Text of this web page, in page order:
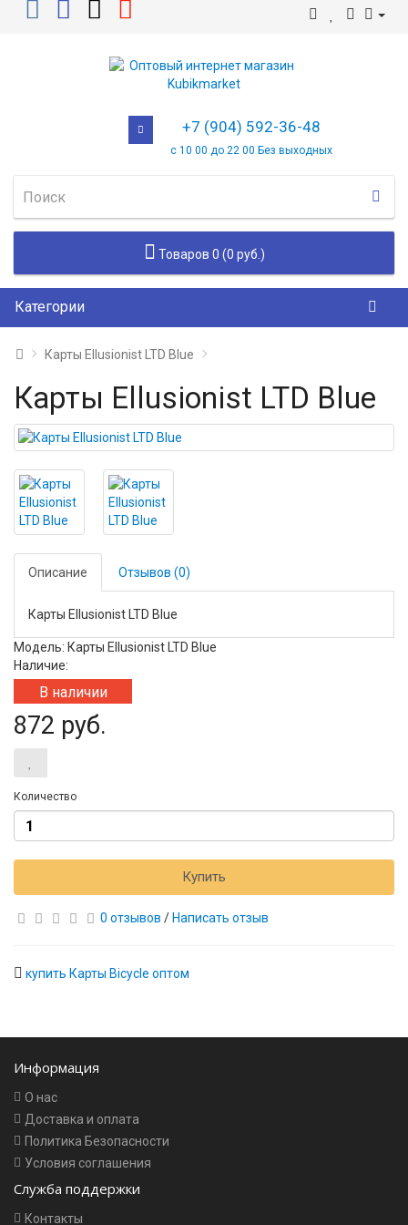
+7 (904) 592-36-48
с 10 00 до 22 00 Без выходных
Товаров 0 (0 руб.)
Категории
Карты Ellusionist LTD Blue
Карты Ellusionist LTD Blue
Описание Отзывов (0)
Карты Ellusionist LTD Blue
Модель: Карты Ellusionist LTD Blue
Наличие:
В наличии
872 руб.
Количество
Купить
0 отзывов / Написать отзыв
купить Карты Bicycle оптом
Информация
О нас
Доставка и оплата
Политика Безопасности
Условия соглашения
Служба поддержки
Контакты